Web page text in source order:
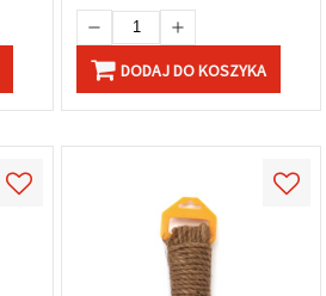
DODAJ DO KOSZYKA